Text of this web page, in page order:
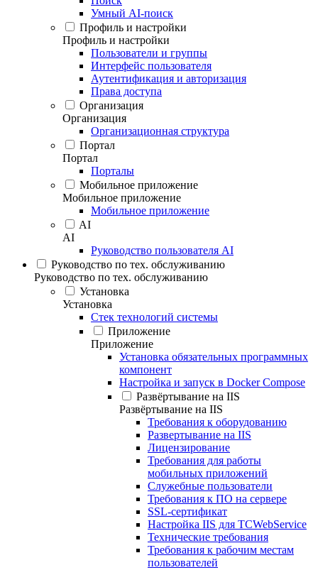
Умный AI-поиск
Профиль и настройки
Профиль и настройки
Пользователи и группы
Интерфейс пользователя
Аутентификация и авторизация
Права доступа
Организация
Организация
Организационная структура
Портал
Портал
Порталы
Мобильное приложение
Мобильное приложение
Мобильное приложение
AI
AI
Руководство пользователя AI
Руководство по тех. обслуживанию
Руководство по тех. обслуживанию
Установка
Установка
Стек технологий системы
Приложение
Приложение
Установка обязательных программных
компонент
Настройка и запуск в Docker Compose
Развёртывание на IIS
Развёртывание на IIS
Требования к оборудованию
Развертывание на IIS
Лицензирование
Требования для работы
мобильных приложений
Служебные пользователи
Требования к ПО на сервере
SSL-сертификат
Настройка IIS для TCWebService
Технические требования
Требования к рабочим местам
пользователей